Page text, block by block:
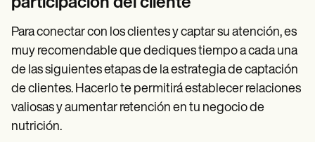
Para conectar con los clientes y captar su atención, es
muy recomendable que dediques tiempo a cada una
de las siguientes etapas de la estrategia de captación
de clientes. Hacerlo te permitirá establecer relaciones
valiosas y aumentar retención en tu negocio de
nutrición.